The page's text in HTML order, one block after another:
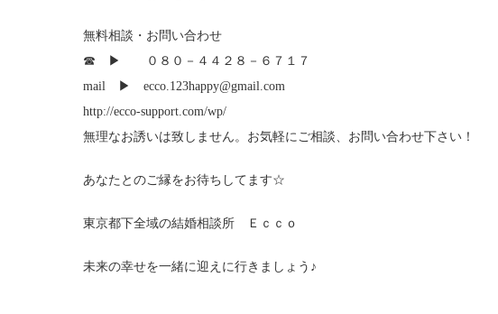
無料相談・お問い合わせ
☎ ▶ ０８０－４４２８－６７１７
mail ▶ ecco.123happy@gmail.com
http://ecco-support.com/wp/
無理なお誘いは致しません。お気軽にご相談、お問い合わせ下さい！
あなたとのご縁をお待ちしてます☆
東京都下全域の結婚相談所 Ｅｃｃｏ
未来の幸せを一緒に迎えに行きましょう♪